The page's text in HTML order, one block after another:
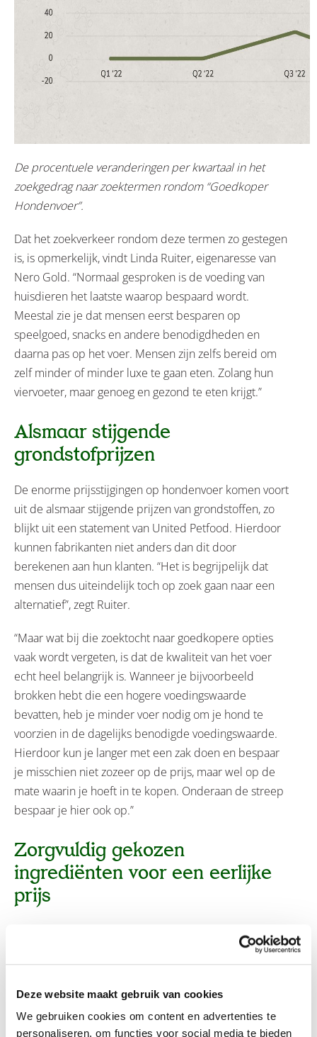
Deze website maakt gebruik van cookies
We gebruiken cookies om content en advertenties te
personaliseren, om functies voor social media te bieden
De procentuele veranderingen per kwartaal in het
zoekgedrag naar zoektermen rondom “Goedkoper
Hondenvoer”.
Dat het zoekverkeer rondom deze termen zo gestegen
is, is opmerkelijk, vindt Linda Ruiter, eigenaresse van
Nero Gold. “Normaal gesproken is de voeding van
huisdieren het laatste waarop bespaard wordt.
Meestal zie je dat mensen eerst besparen op
speelgoed, snacks en andere benodigdheden en
daarna pas op het voer. Mensen zijn zelfs bereid om
zelf minder of minder luxe te gaan eten. Zolang hun
viervoeter, maar genoeg en gezond te eten krijgt.”
Alsmaar stijgende
grondstofprijzen
De enorme prijsstijgingen op hondenvoer komen voort
uit de alsmaar stijgende prijzen van grondstoffen, zo
blijkt uit een statement van United Petfood. Hierdoor
kunnen fabrikanten niet anders dan dit door
berekenen aan hun klanten. “Het is begrijpelijk dat
mensen dus uiteindelijk toch op zoek gaan naar een
alternatief”, zegt Ruiter.
“Maar wat bij die zoektocht naar goedkopere opties
vaak wordt vergeten, is dat de kwaliteit van het voer
echt heel belangrijk is. Wanneer je bijvoorbeeld
brokken hebt die een hogere voedingswaarde
bevatten, heb je minder voer nodig om je hond te
voorzien in de dagelijks benodigde voedingswaarde.
Hierdoor kun je langer met een zak doen en bespaar
je misschien niet zozeer op de prijs, maar wel op de
mate waarin je hoeft in te kopen. Onderaan de streep
bespaar je hier ook op.”
Zorgvuldig gekozen
ingrediënten voor een eerlijke
prijs
“Bij Nero Gold zijn we de laatste tijd heel erg bewust
van de manier hoe we om zijn gegaan met de
prijsstijgingen. Ook wij kunnen het ons niet
veroorloven stijgingen niet door te voeren, maar zijn
ook betaalbaar moet blijven voor elke hondenbezitter.